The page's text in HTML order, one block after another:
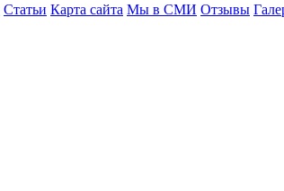
Статьи Карта сайта Мы в СМИ Отзывы